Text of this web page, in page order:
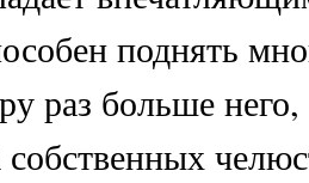
поднять
раз больше
собственных